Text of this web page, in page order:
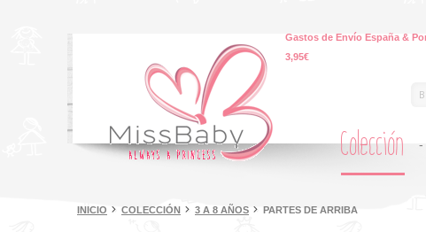
Gastos de Envío España &
3,95€
Colección
INICIO COLECCIÓN 3 A 8 AÑOS PARTES DE ARRIBA